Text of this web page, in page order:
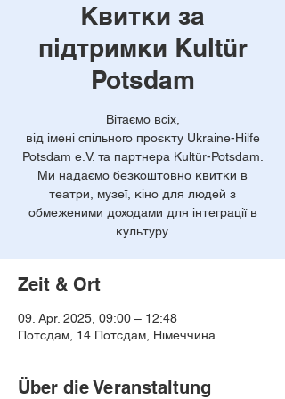
Квитки за
підтримки Kultür
Potsdam
Вітаємо всіх,
від імені спільного проєкту Ukraine-Hilfe
Potsdam e.V. та партнера Kultür-Potsdam.
Ми надаємо безкоштовно квитки в
театри, музеї, кіно для людей з
обмеженими доходами для інтеграції в
культуру.
Zeit & Ort
09. Apr. 2025, 09:00 – 12:48
Потсдам, 14 Потсдам, Німеччина
Über die Veranstaltung